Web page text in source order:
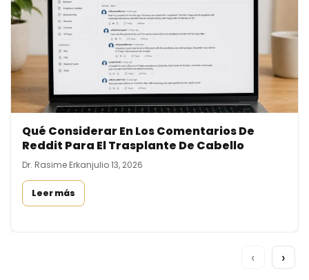
Qué Considerar En Los Comentarios De
Reddit Para El Trasplante De Cabello
Dr. Rasime Erkanjulio 13, 2026
Leer más
‹ ›